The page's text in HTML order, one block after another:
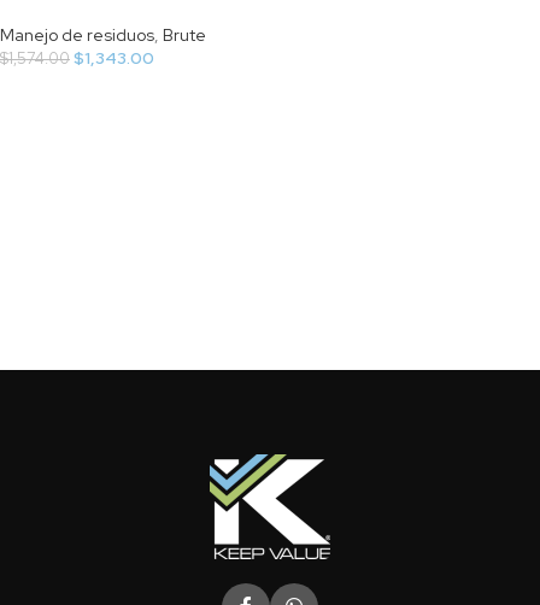
Manejo de residuos, Brute
$1,574.00$1,343.00